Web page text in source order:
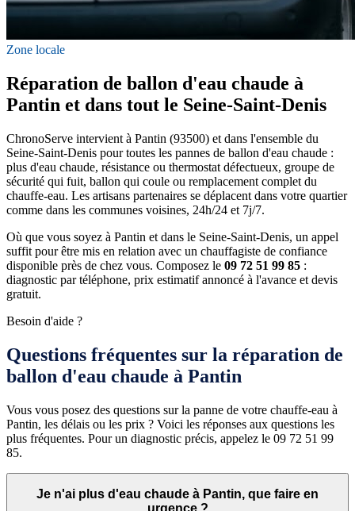
Zone locale
Réparation de ballon d'eau chaude à
Pantin et dans tout le Seine-Saint-Denis
ChronoServe intervient à Pantin (93500) et dans l'ensemble du
Seine-Saint-Denis pour toutes les pannes de ballon d'eau chaude :
plus d'eau chaude, résistance ou thermostat défectueux, groupe de
sécurité qui fuit, ballon qui coule ou remplacement complet du
chauffe-eau. Les artisans partenaires se déplacent dans votre quartier
comme dans les communes voisines, 24h/24 et 7j/7.
Où que vous soyez à Pantin et dans le Seine-Saint-Denis, un appel
suffit pour être mis en relation avec un chauffagiste de confiance
disponible près de chez vous. Composez le 09 72 51 99 85 :
diagnostic par téléphone, prix estimatif annoncé à l'avance et devis
gratuit.
Besoin d'aide ?
Questions fréquentes sur la réparation de
ballon d'eau chaude à Pantin
Vous vous posez des questions sur la panne de votre chauffe-eau à
Pantin, les délais ou les prix ? Voici les réponses aux questions les
plus fréquentes. Pour un diagnostic précis, appelez le 09 72 51 99
85.
Je n'ai plus d'eau chaude à Pantin, que faire en